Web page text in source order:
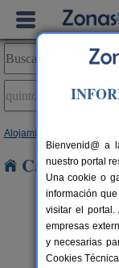
Alojamientos
Casas
Bienvenid@ a
nuestro portal
Una cookie o
información
visitar el portal.
empresas
y necesarias
Cookies